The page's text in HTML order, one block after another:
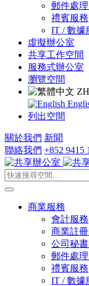
郵件處
禮賓服務
IT / 數據
虛擬辦公室
共享工作空間
服務式辦公室
瀏覽空間
ZH
列出空間
關於我們 新聞
聯絡我們 +852 9415
商業服務
會計服務
商業註
公司秘
郵件處
禮賓服務
IT / 數據